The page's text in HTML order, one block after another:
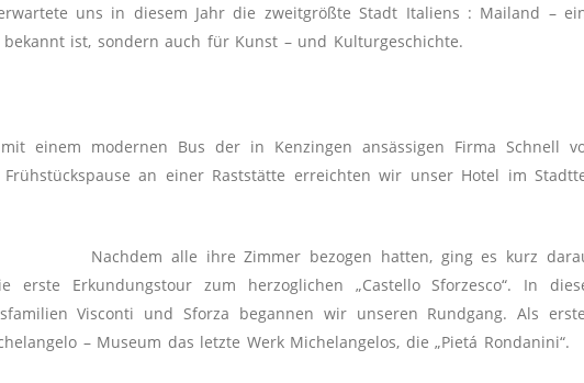
uns in diesem Jahr die zweitgrößte Stadt Italiens : Mailand –
ist, sondern auch für Kunst – und Kulturgeschichte.
einem modernen Bus der in Kenzingen ansäs­sigen Firma Schnell
an einer Rast­stätte erreichten wir unser Hotel im
Nachdem alle ihre Zimmer bezogen hatten, ging es kurz
Erkundungstour zum herzoglichen „Castello Sforzesco“. In
Visconti und Sforza begannen wir unseren Rundgang. Als
– Museum das letzte Werk Michelangelos, die „Pietá Rondanini“.